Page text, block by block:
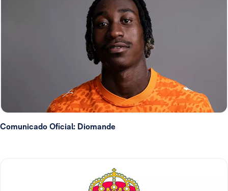
Comunicado Oficial: Diomande